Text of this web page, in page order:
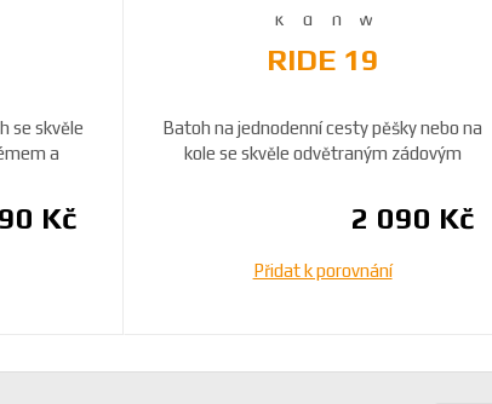
se skvěle
a
Kč
RIDE 19
Batoh na jednodenní cesty pěšky nebo na
kole se skvěle odvětraným zádovým
2 090 Kč
Přidat k porovnání